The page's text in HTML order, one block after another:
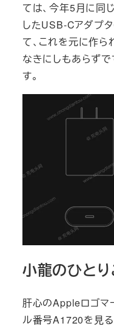
ては、今年5月に同
したUSB-Cアダプ
て、これを元に作
なきにしもあらず
す。
小龍のひとり
肝心のAppleロゴマ
ル番号A1720を見